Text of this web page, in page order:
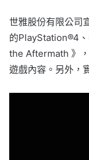
世雅股份有限公司
的PlayStation®4
the Aftermath 》
遊戲內容。另外，